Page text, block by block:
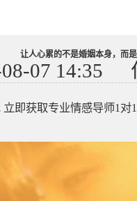
让人心累的不是婚姻本身，而
07 14:35
立即获取专业情感导师1对